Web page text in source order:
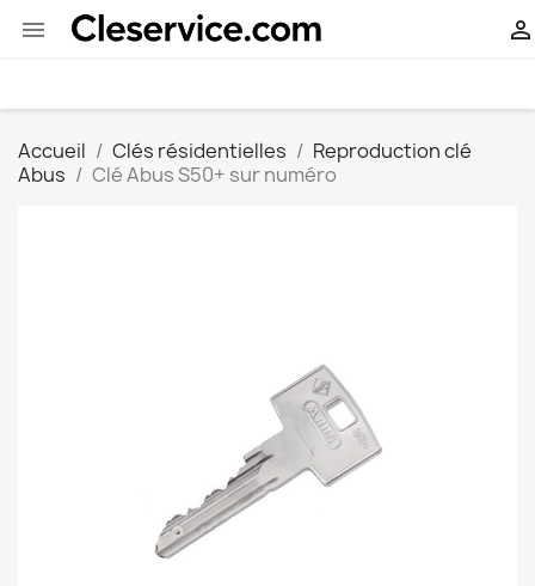
 
Accueil Clés résidentielles
Reproduction clé
Abus
Clé Abus S50+ sur numéro